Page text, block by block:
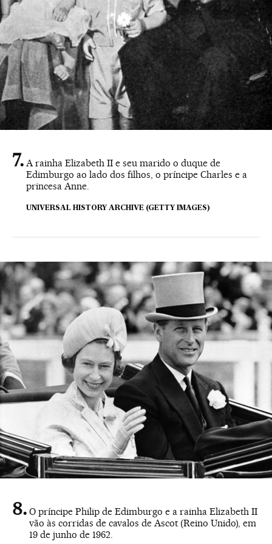
A rainha Elizabeth II e seu marido o duque de
Edimburgo ao lado dos filhos, o príncipe Charles e a
princesa Anne.
UNIVERSAL HISTORY ARCHIVE (GETTY IMAGES)
O príncipe Philip de Edimburgo e a rainha Elizabeth II
vão às corridas de cavalos de Ascot (Reino Unido), em
19 de junho de 1962.